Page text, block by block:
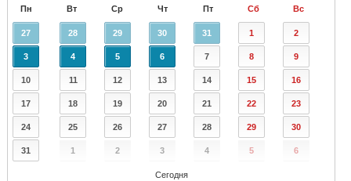
Пн Вт Ср Чт Пт Сб Вс
27 28 29 30 31 1 2
3 4 5 6 7 8 9
10 11 12 13 14 15 16
17 18 19 20 21 22 23
24 25 26 27 28 29 30
31 1 2 3 4 5 6
Сегодня